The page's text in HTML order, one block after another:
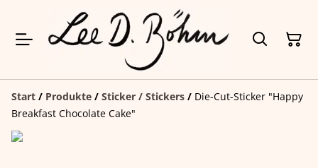
Start / Produkte / Sticker / Stickers / Die-Cut-Sticker "Happy
Breakfast Chocolate Cake"